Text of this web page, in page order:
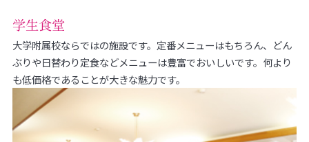
学生食堂
大学附属校ならではの施設です。定番メニューはもちろん、どん
ぶりや日替わり定食などメニューは豊富でおいしいです。何より
も低価格であることが大きな魅力です。